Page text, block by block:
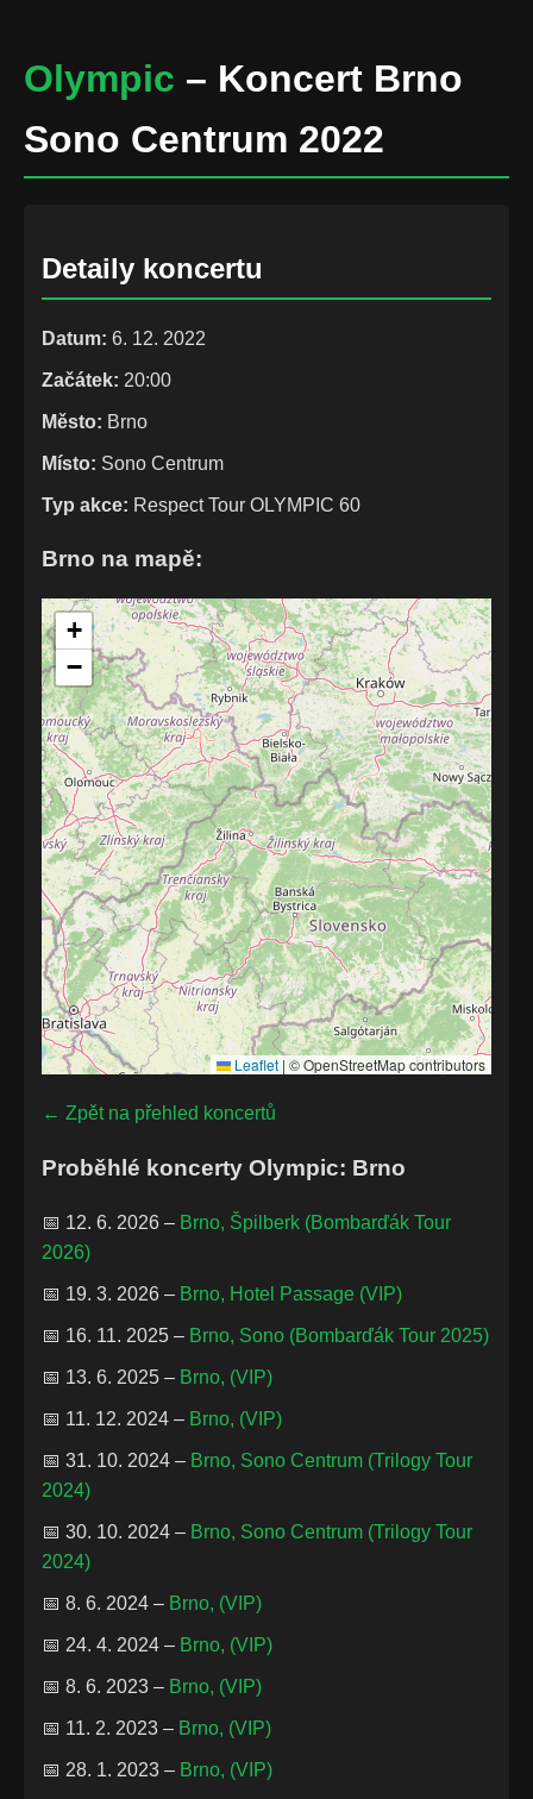
Olympic – Koncert Brno
Sono Centrum 2022
Detaily koncertu
Datum: 6. 12. 2022
Začátek: 20:00
Město: Brno
Místo: Sono Centrum
Typ akce: Respect Tour OLYMPIC 60
Brno na mapě:
+
−
Leaflet | © OpenStreetMap contributors
← Zpět na přehled koncertů
Proběhlé koncerty Olympic: Brno
📅 12. 6. 2026 – Brno, Špilberk (Bombarďák Tour
2026)
📅 19. 3. 2026 – Brno, Hotel Passage (VIP)
📅 16. 11. 2025 – Brno, Sono (Bombarďák Tour 2025)
📅 13. 6. 2025 – Brno, (VIP)
📅 11. 12. 2024 – Brno, (VIP)
📅 31. 10. 2024 – Brno, Sono Centrum (Trilogy Tour
2024)
📅 30. 10. 2024 – Brno, Sono Centrum (Trilogy Tour
2024)
📅 8. 6. 2024 – Brno, (VIP)
📅 24. 4. 2024 – Brno, (VIP)
📅 8. 6. 2023 – Brno, (VIP)
📅 11. 2. 2023 – Brno, (VIP)
📅 28. 1. 2023 – Brno, (VIP)